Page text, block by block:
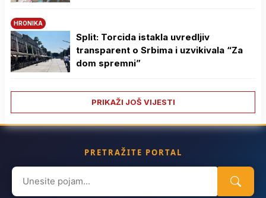
HRONIKA
Split: Torcida istakla uvredljiv
transparent o Srbima i uzvikivala “Za
dom spremni”
PRIKAŽI JOŠ VIJESTI
PRETRAŽITE PORTAL
Search
for: